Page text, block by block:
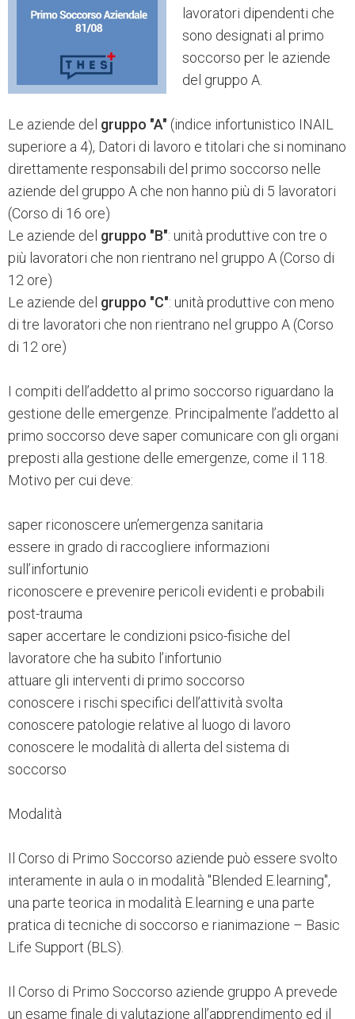
lavoratori dipendenti che
sono designati al primo
soccorso per le aziende
del gruppo A.
Le aziende del gruppo "A" (indice infortunistico INAIL
superiore a 4), Datori di lavoro e titolari che si nominano
direttamente responsabili del primo soccorso nelle
aziende del gruppo A che non hanno più di 5 lavoratori
(Corso di 16 ore)
Le aziende del gruppo "B": unità produttive con tre o
più lavoratori che non rientrano nel gruppo A (Corso di
12 ore)
Le aziende del gruppo "C": unità produttive con meno
di tre lavoratori che non rientrano nel gruppo A (Corso
di 12 ore)
I compiti dell’addetto al primo soccorso riguardano la
gestione delle emergenze. Principalmente l’addetto al
primo soccorso deve saper comunicare con gli organi
preposti alla gestione delle emergenze, come il 118.
Motivo per cui deve:
saper riconoscere un’emergenza sanitaria
essere in grado di raccogliere informazioni
sull’infortunio
riconoscere e prevenire pericoli evidenti e probabili
post-trauma
saper accertare le condizioni psico-fisiche del
lavoratore che ha subito l’infortunio
attuare gli interventi di primo soccorso
conoscere i rischi specifici dell’attività svolta
conoscere patologie relative al luogo di lavoro
conoscere le modalità di allerta del sistema di
soccorso
Modalità
Il Corso di Primo Soccorso aziende può essere svolto
interamente in aula o in modalità "Blended E.learning",
una parte teorica in modalità E.learning e una parte
pratica di tecniche di soccorso e rianimazione – Basic
Life Support (BLS).
Il Corso di Primo Soccorso aziende gruppo A prevede
un esame finale di valutazione all’apprendimento ed il